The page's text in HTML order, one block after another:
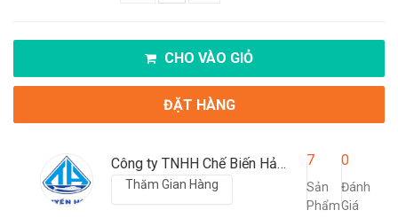
CHO VÀO GIỎ
ĐẶT HÀNG
Công ty TNHH Chế Biến Hải Sản Ba Làng
Thăm Gian Hàng
7
Sản
Phẩm
0
Đánh
Giá